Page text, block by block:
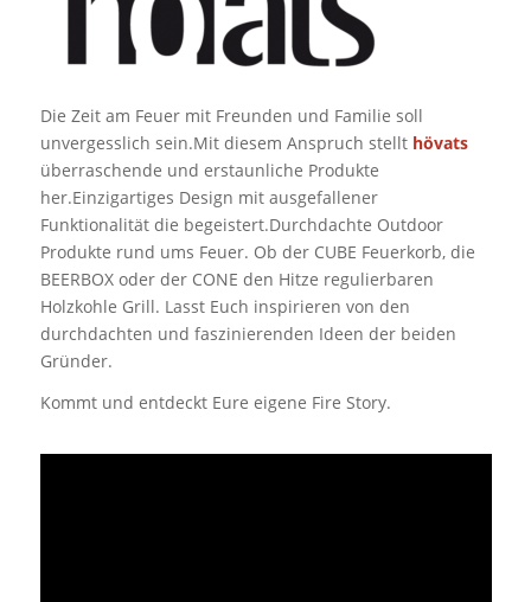
Die Zeit am Feuer mit Freunden und Familie soll
unvergesslich sein.Mit diesem Anspruch stellt hövats
überraschende und erstaunliche Produkte
her.Einzigartiges Design mit ausgefallener
Funktionalität die begeistert.Durchdachte Outdoor
Produkte rund ums Feuer. Ob der CUBE Feuerkorb, die
BEERBOX oder der CONE den Hitze regulierbaren
Holzkohle Grill. Lasst Euch inspirieren von den
durchdachten und faszinierenden Ideen der beiden
Gründer.
Kommt und entdeckt Eure eigene Fire Story.